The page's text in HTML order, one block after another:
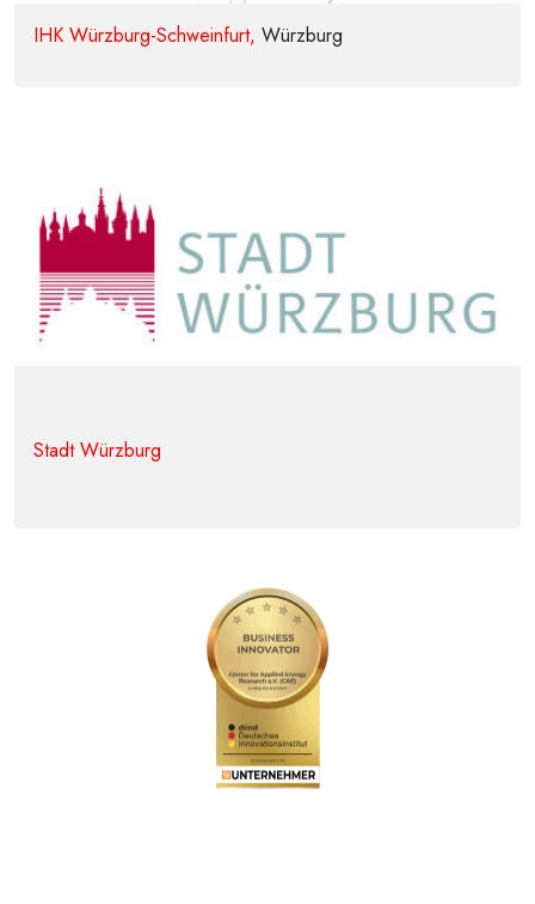
IHK Würzburg-Schweinfurt, Würzburg
Stadt Würzburg